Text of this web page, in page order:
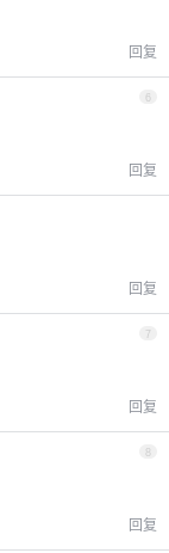
回复
6
回复
回复
7
回复
回复